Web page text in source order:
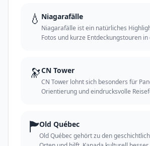
💧 Niagarafälle
Niagarafälle ist ein natürliches
Fotos und kurze Entdeckungstouren
🔭CN Tower
CN Tower lohnt sich besonders für
Orientierung und eindrucksvolle
🏲Old Québec
Old Québec gehört zu den